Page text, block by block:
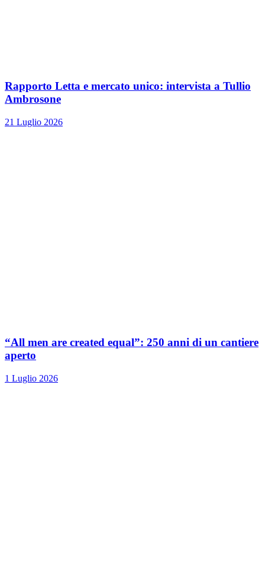
Rapporto Letta e mercato unico: intervista a Tullio
Ambrosone
21 Luglio 2026
“All men are created equal”: 250 anni di un cantiere
aperto
1 Luglio 2026